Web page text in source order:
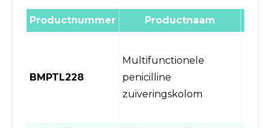
Productnummer Productnaam
BMPTL228
Multifunctionele
penicilline
zuiveringskolom